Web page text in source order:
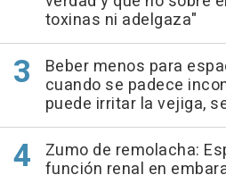
toxinas ni adelgaza"
Beber menos para
cuando se padece
puede irritar la vejiga,
Zumo de remolacha:
función renal en